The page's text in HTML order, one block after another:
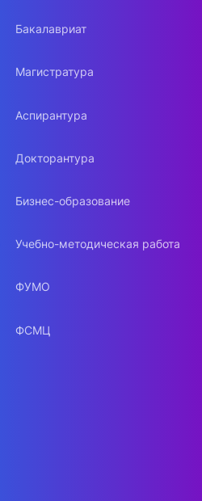
Бакалавриат
Магистратура
Аспирантура
Докторантура
Бизнес-образование
Учебно-методическая работа
ФУМО
ФСМЦ